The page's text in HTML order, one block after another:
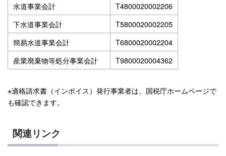
水道事業会計
T4800020002206
下水道事業会計
T5800020002205
簡易水道事業会計
T6800020002204
産業廃棄物等処分事業会計
T9800020004362
※適格請求書（インボイス）発行事業者は、国税庁ホームページで
も確認できます。
関連リンク